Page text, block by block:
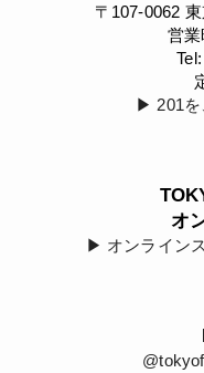
〒107-0062
営
▶︎ 201を
オ
▶︎ オンライン